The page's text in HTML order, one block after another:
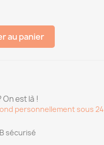
au panier
est là !
personnellement sous
sécurisé